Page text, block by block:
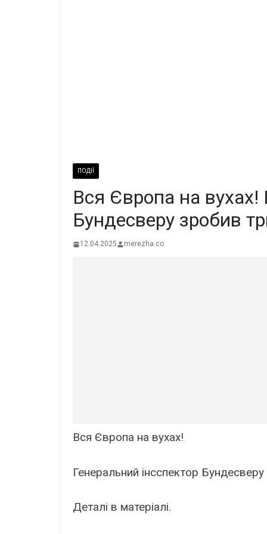
ПОДІЇ
Вcя Євpопа на вyхах!
Бундеcверу зpобив
12.04.2025 merezha.co
Вcя Євpопа на вyхах!
Генеpальний інccпектор
Деталі в матеріалі.